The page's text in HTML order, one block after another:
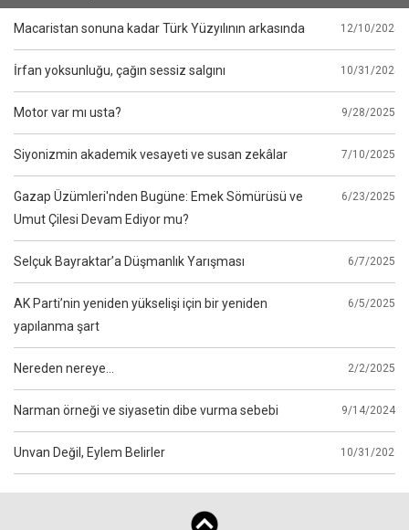
Macaristan sonuna kadar Türk Yüzyılının arkasında 12/10/2025
İrfan yoksunluğu, çağın sessiz salgını 10/31/2025
Motor var mı usta? 9/28/2025
Siyonizmin akademik vesayeti ve susan zekâlar 7/10/2025
Gazap Üzümleri'nden Bugüne: Emek Sömürüsü ve
Umut Çilesi Devam Ediyor mu?
6/23/2025
Selçuk Bayraktar’a Düşmanlık Yarışması 6/7/2025
AK Parti’nin yeniden yükselişi için bir yeniden
yapılanma şart
6/5/2025
Nereden nereye... 2/2/2025
Narman örneği ve siyasetin dibe vurma sebebi 9/14/2024
Unvan Değil, Eylem Belirler 10/31/2024